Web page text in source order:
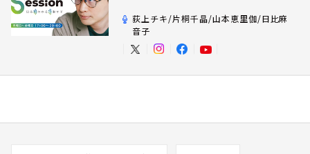
荻上チキ/片桐千晶/山本恵里伽/日比麻
音子